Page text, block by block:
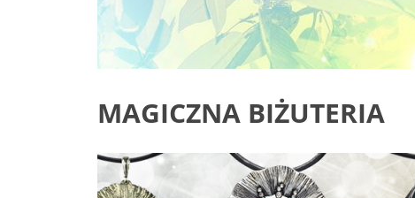
MAGICZNA BIŻUTERIA